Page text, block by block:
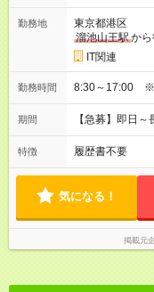
勤務地
東京都港区
溜池山王駅か
IT関連
勤務時間 8:30～17:00 ※
期間 【急募】即日
特徴 履歴書不要
気になる！
掲載元